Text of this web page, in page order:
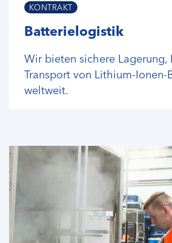
KONTRAKT
Batterielogistik
Wir bieten sichere Lagerung,
Transport von Lithium-Ionen-
weltweit.